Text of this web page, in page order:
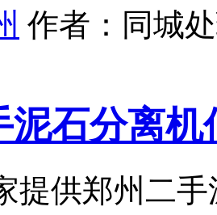
作者： 同城
泥石分离机
提供郑州二